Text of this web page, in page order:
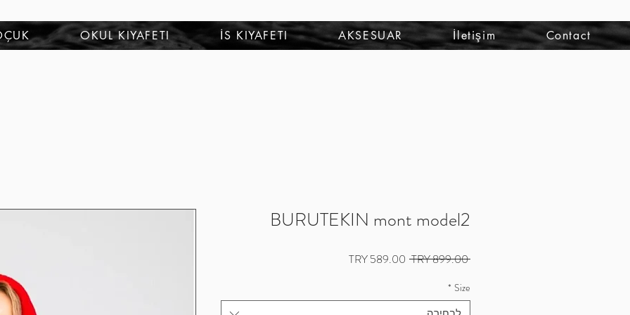
להתחברות OKUL KIYAFETI İS KIYAFETI AKSESUAR İletişim Contact
BURUTEKIN mont model2
‏899.00 ‏TRY
מחיר
מחיר
Size
*